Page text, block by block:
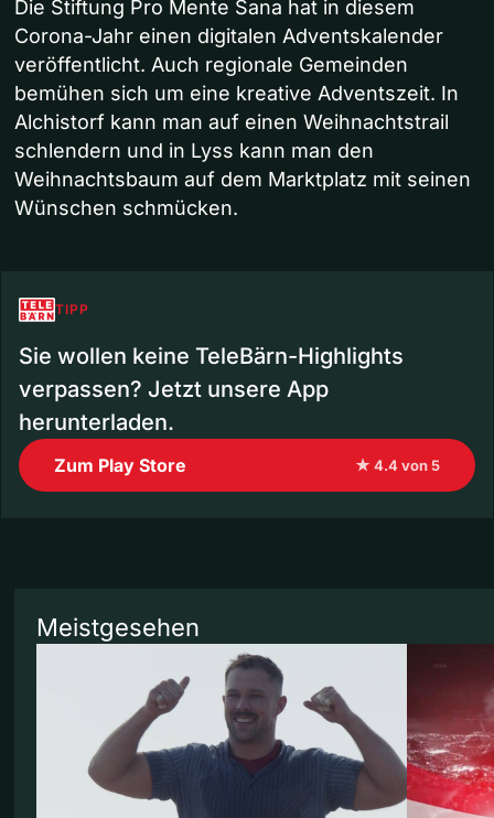
Die Stiftung Pro Mente Sana hat in diesem
Corona-Jahr einen digitalen Adventskalender
veröffentlicht. Auch regionale Gemeinden
bemühen sich um eine kreative Adventszeit. In
Alchistorf kann man auf einen Weihnachtstrail
schlendern und in Lyss kann man den
Weihnachtsbaum auf dem Marktplatz mit seinen
Wünschen schmücken.
TIPP
Sie wollen keine TeleBärn-Highlights
verpassen? Jetzt unsere App
herunterladen.
Zum Play Store ★ 4.4 von 5
Meistgesehen